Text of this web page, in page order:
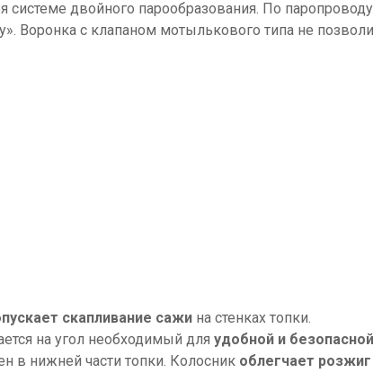
системе двойного парообразования. По
с клапаном мотылькового типа не
скапливание сажи на стенках топки.
на угол необходимый для удобной и
в нижней части топки. Колосник облегчает розжиг